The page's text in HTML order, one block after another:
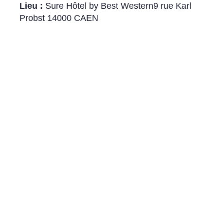
Lieu : Sure Hôtel by Best Western9 rue Karl
Probst 14000 CAEN